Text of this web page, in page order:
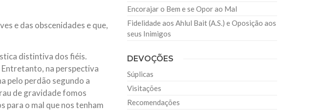
e das obscenidades e que,
distintiva dos fiéis.
na perspectiva
pelo perdão segundo a
de gravidade fomos
para o mal que nos tenham
Encorajar o Bem e se Opor ao Mal
Fidelidade aos Ahlul Bait (A.S.) e Oposição aos
seus Inimigos
DEVOÇÕES
Súplicas
Visitações
Recomendações